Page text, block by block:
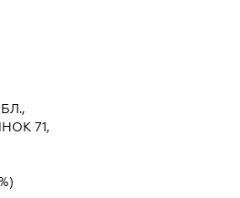
71,